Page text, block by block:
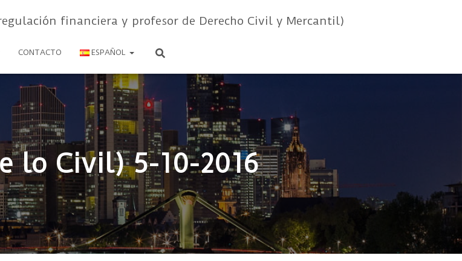
financiera y profesor de Derecho Civil y Mercantil)
CONTACTO ESPAÑOL
lo Civil) 5-10-2016